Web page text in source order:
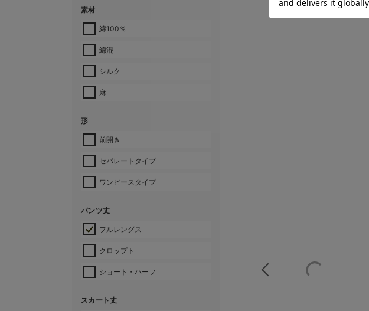
素材
綿100％
綿混
シルク
麻
形
前開き
セパレートタイプ
ワンピースタイプ
パンツ丈
フルレングス
クロップト
ショート・ハーフ
スカート丈